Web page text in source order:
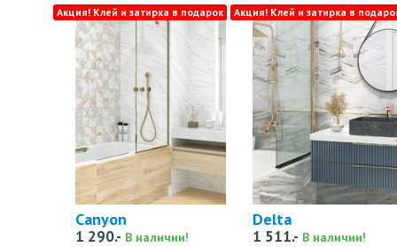
Canyon
1 290.- В наличии!
Акция! Клей и затирка в подарок
Delta
1 511.- В наличии!
Акция! Клей и затирка в